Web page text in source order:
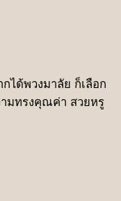
ได้พวงมาลัย ก็เลือก
ามทรงคุณค่า สวยหรู